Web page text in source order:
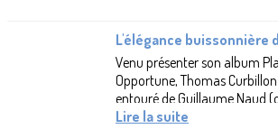
Venu présenter son album
Opportune, Thomas
entouré de Guillaume Naud
Frade (batterie), pour une
Lire la suite